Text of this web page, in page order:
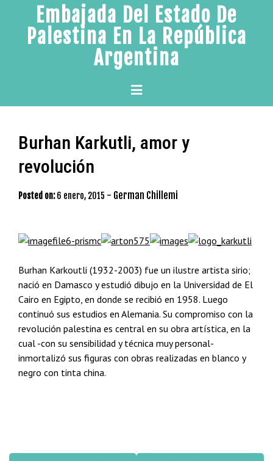
content
Embajada Del Estado De
Palestina En La República
Argentina
Primary
Menu
Burhan Karkutli, amor y
revolución
Posted on: 6 enero, 2015 - German Chillemi
Burhan Karkoutli (1932-2003) fue un ilustre artista sirio;
nació en Damasco y estudió dibujo en la Universidad de El
Cairo en Egipto, en donde se recibió en 1958. Luego
continuó sus estudios en Alemania. Su compromiso con la
revolución palestina es central en su obra artística, en la
cual -con su sensibilidad y técnica muy personal-
inmortalizó sus figuras con obras realizadas en blanco y
negro con tinta china.